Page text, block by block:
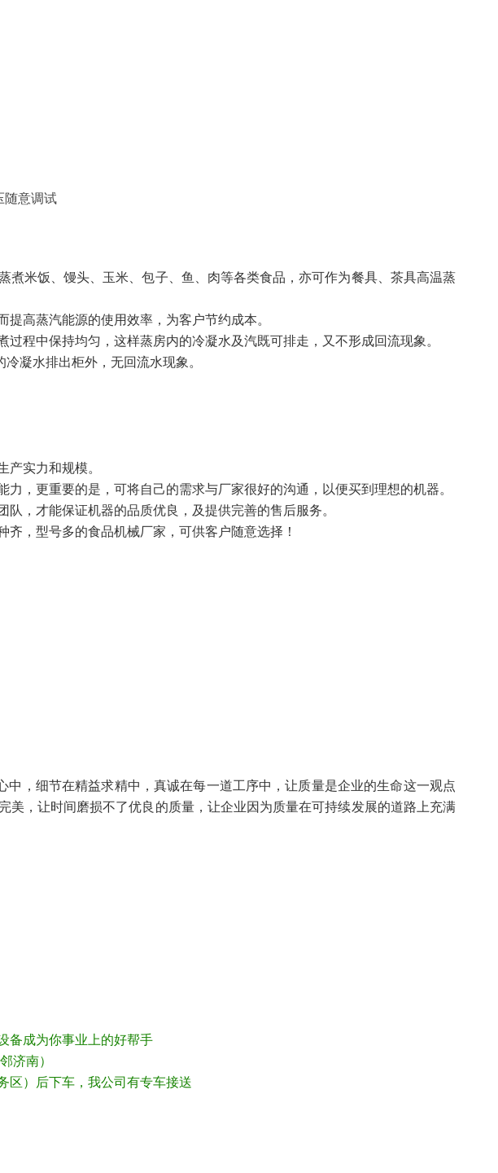
随意调试
米饭、馒头、玉米、包子、鱼、肉等各类食品，亦可作为餐具、茶具高温蒸
高蒸汽能源的使用效率，为客户节约成本。
程中保持均匀，这样蒸房内的冷凝水及汽既可排走，又不形成回流现象。
凝水排出柜外，无回流水现象。
实力和规模。
，更重要的是，可将自己的需求与厂家很好的沟通，以便买到理想的机器。
，才能保证机器的品质优良，及提供完善的售后服务。
，型号多的食品机械厂家，可供客户随意选择！
，细节在精益求精中，真诚在每一道工序中，让质量是企业的生命这一观点
美，让时间磨损不了优良的质量，让企业因为质量在可持续发展的道路上充满
备成为你事业上的好帮手
济南）
区）后下车，我公司有专车接送